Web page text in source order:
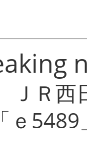
ＪＲ
ｅ